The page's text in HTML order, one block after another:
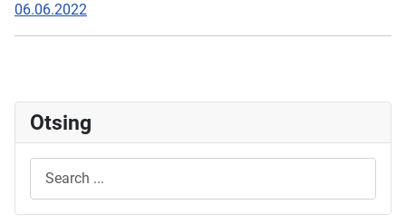
06.06.2022
Otsing